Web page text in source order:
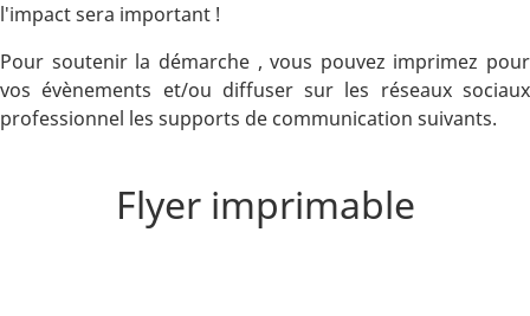
l'impact sera important !
Pour soutenir la démarche , vous pouvez imprimez pour
vos évènements et/ou diffuser sur les réseaux sociaux
professionnel les supports de communication suivants.
Flyer imprimable